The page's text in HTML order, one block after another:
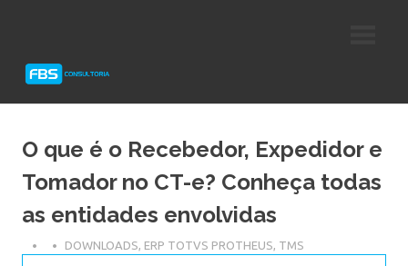
Protheus
O que é o Recebedor, Expedidor e
Tomador no CT-e? Conheça todas
as entidades envolvidas
DOWNLOADS, ERP TOTVS PROTHEUS, TMS